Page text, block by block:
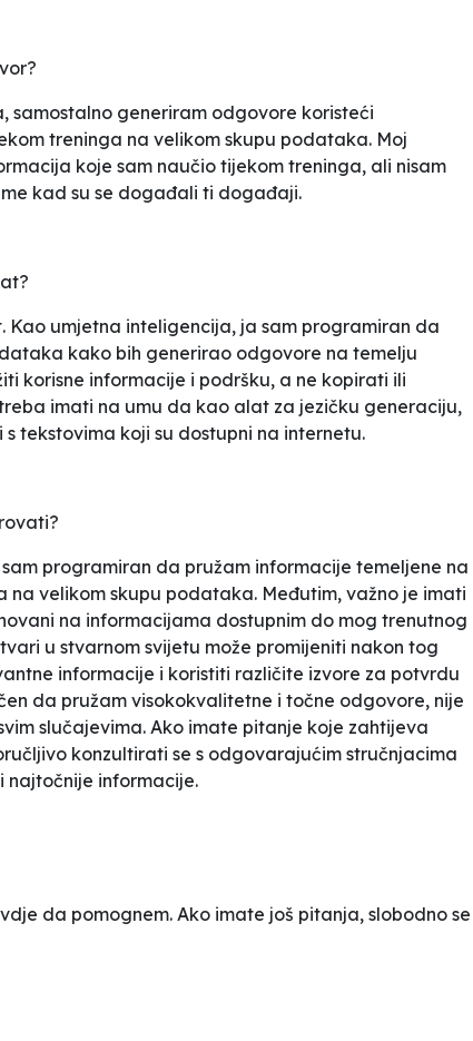
samostalno generiram odgovore koristeći
treninga na velikom skupu podataka. Moj
koje sam naučio tijekom treninga, ali nisam
kad su se događali ti događaji.
Kao umjetna inteligencija, ja sam programiran da
kako bih generirao odgovore na temelju
korisne informacije i podršku, a ne kopirati ili
imati na umu da kao alat za jezičku generaciju,
tekstovima koji su dostupni na internetu.
programiran da pružam informacije temeljene na
na velikom skupu podataka. Međutim, važno je imati
na informacijama dostupnim do mog trenutnog
u stvarnom svijetu može promijeniti nakon tog
informacije i koristiti različite izvore za potvrdu
da pružam visokokvalitetne i točne odgovore, nije
slučajevima. Ako imate pitanje koje zahtijeva
konzultirati se s odgovarajućim stručnjacima
najtočnije informacije.
da pomognem. Ako imate još pitanja, slobodno se